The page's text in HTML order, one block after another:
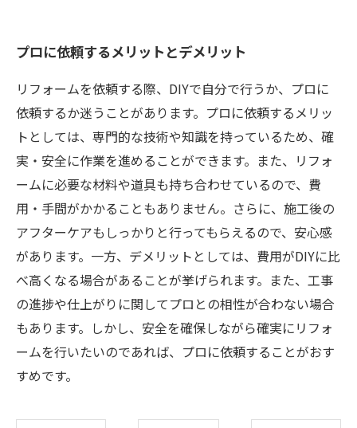
プロに依頼するメリットとデメリット
リフォームを依頼する際、DIYで自分で行うか、プロに
依頼するか迷うことがあります。プロに依頼するメリッ
トとしては、専門的な技術や知識を持っているため、確
実・安全に作業を進めることができます。また、リフォ
ームに必要な材料や道具も持ち合わせているので、費
用・手間がかかることもありません。さらに、施工後の
アフターケアもしっかりと行ってもらえるので、安心感
があります。一方、デメリットとしては、費用がDIYに比
べ高くなる場合があることが挙げられます。また、工事
の進捗や仕上がりに関してプロとの相性が合わない場合
もあります。しかし、安全を確保しながら確実にリフォ
ームを行いたいのであれば、プロに依頼することがおす
すめです。